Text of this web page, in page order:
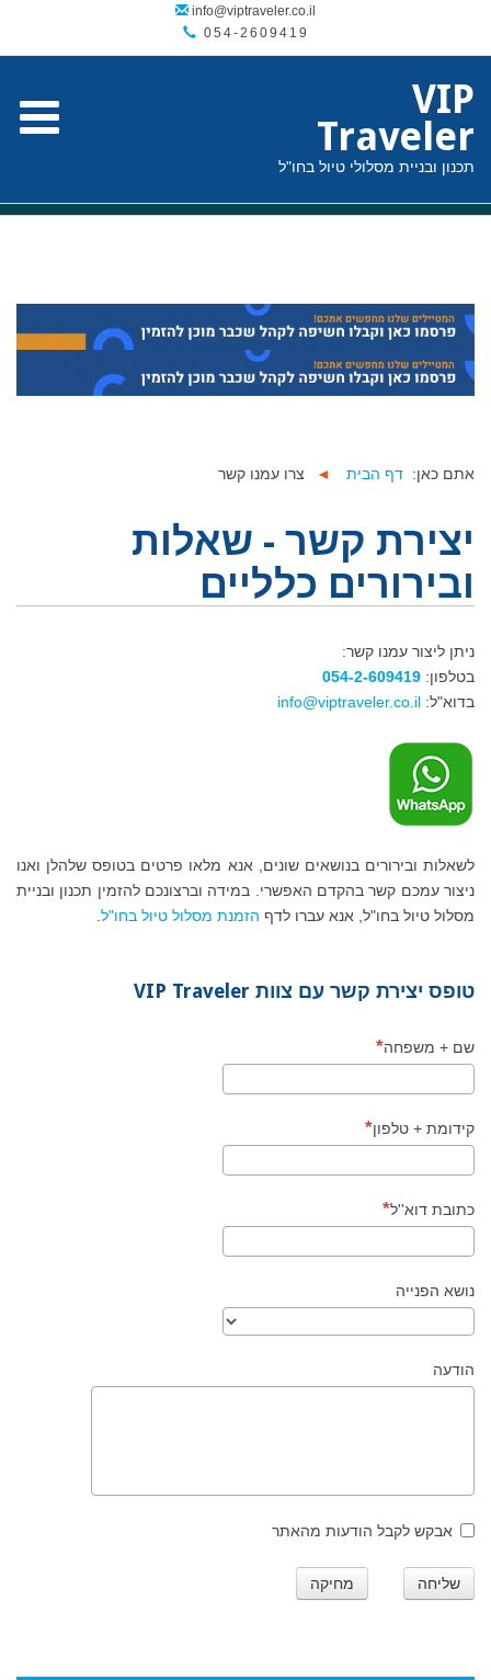
054-2609419
VIP
Traveler
תכנון ובניית מסלולי טיול בחו"ל
אתם כאן: דף הבית ◄ צרו עמנו קשר
יצירת קשר - שאלות
ובירורים כלליים
ניתן ליצור עמנו קשר:
בטלפון: 054-2-609419
בדוא"ל:
לשאלות ובירורים בנושאים שונים, אנא מלאו פרטים בטופס שלהלן ואנו
ניצור עמכם קשר בהקדם האפשרי. במידה וברצונכם להזמין תכנון ובניית
מסלול טיול בחו"ל, אנא עברו לדף הזמנת מסלול טיול בחו"ל
טופס יצירת קשר עם צוות VIP Traveler
שם + משפחה
קידומת + טלפון
כתובת דוא''ל
נושא הפנייה
הודעה
אבקש לקבל הודעות מהאתר
שליחה מחיקה